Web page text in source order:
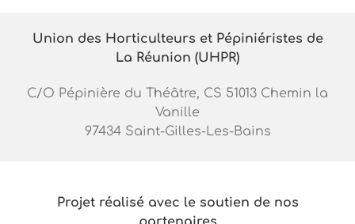
Union des Horticulteurs et Pépiniéristes de
La Réunion (UHPR)
C/O Pépinière du Théâtre, CS 51013 Chemin la
Vanille
97434 Saint-Gilles-Les-Bains
Projet réalisé avec le soutien de nos